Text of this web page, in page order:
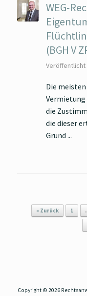
WEG-
(BGH V
Veröffentlicht
Die
Vermietung
die
die dieser
Grund
« Zurück 1
Copyright © 2026